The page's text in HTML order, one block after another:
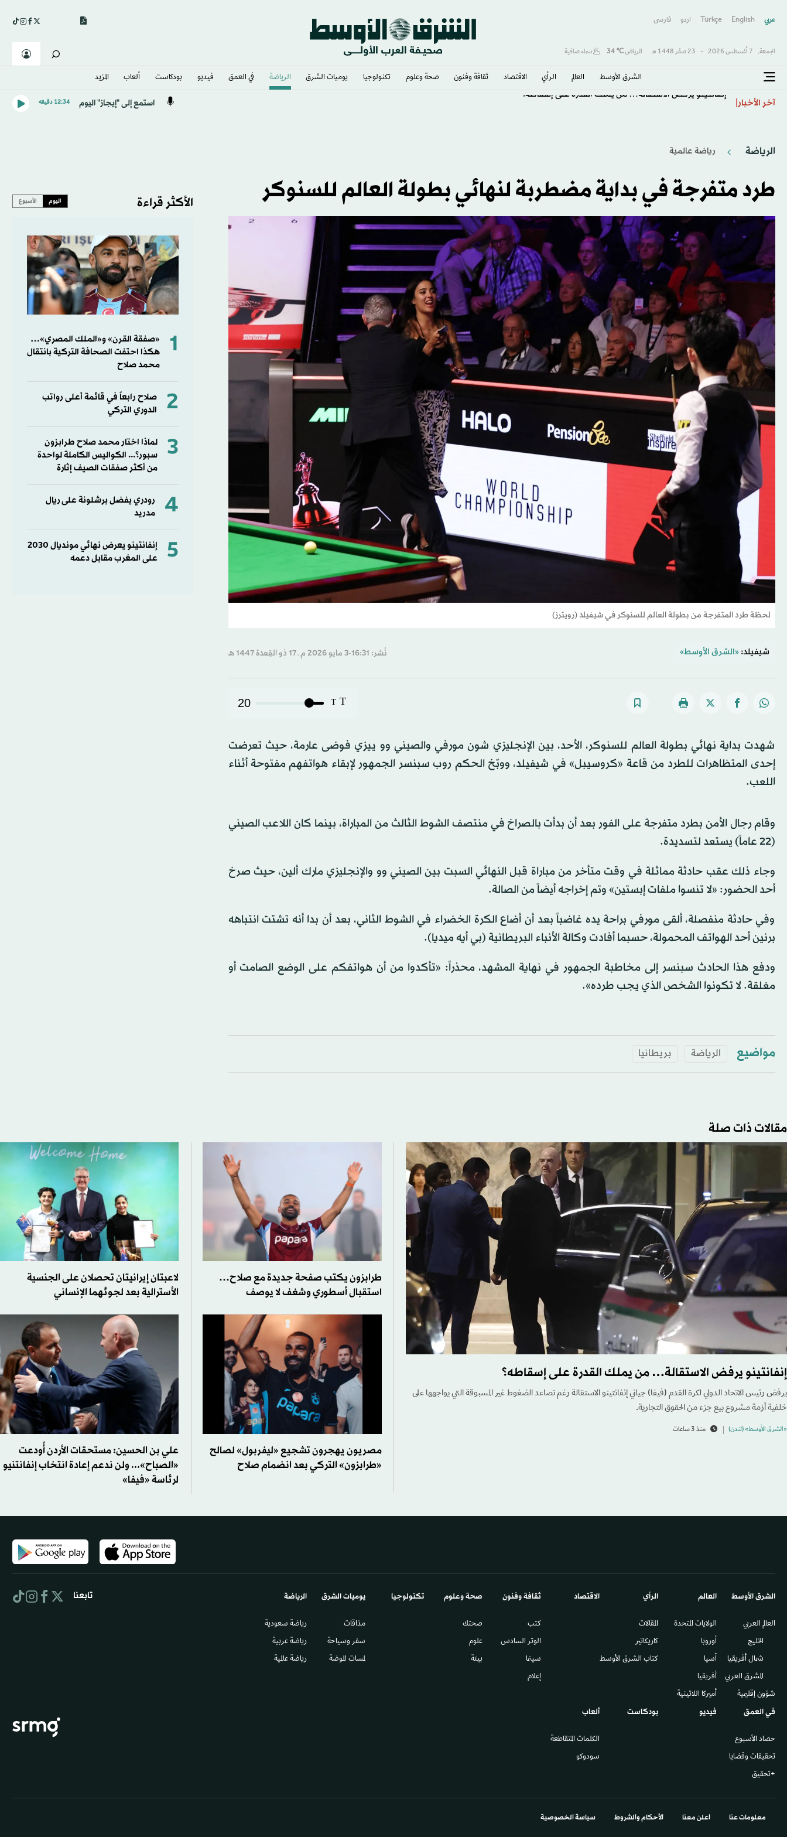
عربي English
Türkçe اردو فارسى
الجمعة, 7 أغسطس 2026 - 23 صفَر 1448 هـ الرياض℃
34 سماء صافية
الشرق الأوسط​ العالم الرأي الاقتصاد ثقافة وفنون صحة وعلوم تكنولوجيا يوميات الشرق​ الرياضة في العمق فيديو بودكاست ألعاب المزيد
آخر الأخبار إنفانتينو يرفض الاستقالة… من يملك القدرة على إسقاطه؟ استمع إلى "إيجاز" اليوم 12:34 دقيقه
الرياضة رياضة عالمية
طرد متفرجة في بداية مضطربة لنهائي بطولة العالم للسنوكر
لحظة طرد المتفرجة من بطولة العالم للسنوكر في شيفيلد (رويترز)
شيفيلد: «الشرق الأوسط» نُشر: 16:31-3 مايو 2026 م ـ 17 ذو القِعدة 1447 هـ
T
T
20
شهدت بداية نهائي بطولة العالم للسنوكر، الأحد، بين الإنجليزي شون مورفي والصيني وو ييزي فوضى عارمة، حيث تعرضت
إحدى المتظاهرات للطرد من قاعة «كروسيبل» في شيفيلد، ووبّخ الحكم روب سبنسر الجمهور لإبقاء هواتفهم مفتوحة أثناء
اللعب.
وقام رجال الأمن بطرد متفرجة على الفور بعد أن بدأت بالصراخ في منتصف الشوط الثالث من المباراة، بينما كان اللاعب الصيني
(22 عاماً) يستعد لتسديدة.
وجاء ذلك عقب حادثة مماثلة في وقت متأخر من مباراة قبل النهائي السبت بين الصيني وو والإنجليزي مارك ألين، حيث صرخ
أحد الحضور: «لا تنسوا ملفات إبستين» وتم إخراجه أيضاً من الصالة.
وفي حادثة منفصلة، ألقى مورفي براحة يده غاضباً بعد أن أضاع الكرة الخضراء في الشوط الثاني، بعد أن بدا أنه تشتت انتباهه
برنين أحد الهواتف المحمولة، حسبما أفادت وكالة الأنباء البريطانية (بي أيه ميديا).
ودفع هذا الحادث سبنسر إلى مخاطبة الجمهور في نهاية المشهد، محذراً: «تأكدوا من أن هواتفكم على الوضع الصامت أو
مغلقة. لا تكونوا الشخص الذي يجب طرده».
مواضيع الرياضة بريطانيا
الأكثر قراءة اليوم الأسبوع
1
«صفقة القرن» و«الملك المصري»…
هكذا احتفت الصحافة التركية بانتقال
محمد صلاح
2
صلاح رابعاً في قائمة أعلى رواتب
الدوري التركي
3
لماذا اختار محمد صلاح طرابزون
سبور؟... الكواليس الكاملة لواحدة
من أكثر صفقات الصيف إثارة
4
رودري يفضل برشلونة على ريال
مدريد
5
إنفانتينو يعرض نهائي مونديال 2030
على المغرب مقابل دعمه
مقالات ذات صلة
إنفانتينو يرفض الاستقالة… من يملك القدرة على إسقاطه؟
يرفض رئيس الاتحاد الدولي لكرة القدم (فيفا) جياني إنفانتينو الاستقالة رغم تصاعد الضغوط غير المسبوقة التي يواجهها على
خلفية أزمة مشروع بيع جزء من الحقوق التجارية.
«الشرق الأوسط» (لندن) منذ 3 ساعات
طرابزون يكتب صفحة جديدة مع صلاح…
استقبال أسطوري وشغف لا يوصف
لاعبتان إيرانيتان تحصلان على الجنسية
الأسترالية بعد لجوئهما الإنساني
مصريون يهجرون تشجيع «ليفربول» لصالح
«طرابزون» التركي بعد انضمام صلاح
علي بن الحسين: مستحقات الأردن أُودعت
«الصباح»... ولن ندعم إعادة انتخاب إنفانتنيو
لرئاسة «فيفا»
الشرق الأوسط​
العالم العربي
الخليج
شمال أفريقيا
المشرق العربي
شؤون إقليمية
العالم
الولايات المتحدة
أوروبا
آسيا
أفريقيا
أميركا اللاتينية
الرأي
المقالات
كاريكاتير
كتاب الشرق الأوسط
الاقتصاد ثقافة وفنون
كتب
الوتر السادس​
سينما
إعلام
صحة وعلوم
صحتك
علوم
بيئة
تكنولوجيا يوميات الشرق​
مذاقات
سفر وسياحة
لمسات الموضة
الرياضة
رياضة سعودية
رياضة عربية
رياضة عالمية
في العمق
حصاد الأسبوع
تحقيقات وقضايا
+تحقيق
فيديو بودكاست ألعاب
الكلمات المتقاطعة
سودوكو
تابعنا
معلومات عنا اعلن معنا الأحكام والشروط سياسة الخصوصية